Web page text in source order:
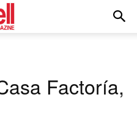
Factoría,